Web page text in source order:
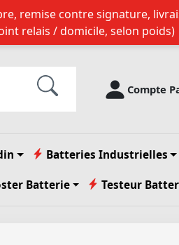
remise contre signature,
relais / domicile, selon poids)
Compte
Batteries Industrielles
Batterie Testeur